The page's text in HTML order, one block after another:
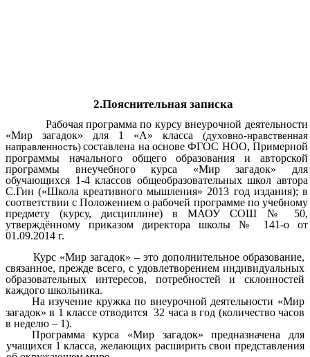
2.Пояснительная записка
Рабочая программа по курсу внеурочной деятельности
«Мир загадок» для 1 «А» класса (духовно-нравственная
направленность) составлена на основе ФГОС НОО, Примерной
программы начального общего образования и авторской
программы внеучебного курса «Мир загадок» для
обучающихся 1-4 классов общеобразовательных школ автора
С.Гин («Школа креативного мышления» 2013 год издания); в
соответствии с Положением о рабочей программе по учебному
предмету (курсу, дисциплине) в МАОУ СОШ № 50,
утверждённому приказом директора школы № 141-о от
01.09.2014 г.
Курс «Мир загадок» – это дополнительное образование,
связанное, прежде всего, с удовлетворением индивидуальных
образовательных интересов, потребностей и склонностей
каждого школьника.
На изучение кружка по внеурочной деятельности «Мир
загадок» в 1 классе отводится 32 часа в год (количество часов
в неделю – 1).
Программа курса «Мир загадок» предназначена для
учащихся 1 класса, желающих расширить свои представления